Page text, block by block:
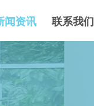
闻资讯 联系我们